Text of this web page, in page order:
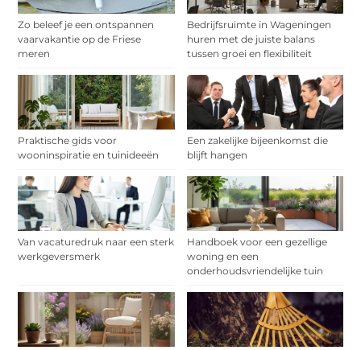
Zo beleef je een ontspannen
vaarvakantie op de Friese
meren
Bedrijfsruimte in Wageningen
huren met de juiste balans
tussen groei en flexibiliteit
Praktische gids voor
wooninspiratie en tuinideeën
Een zakelijke bijeenkomst die
blijft hangen
Van vacaturedruk naar een sterk
werkgeversmerk
Handboek voor een gezellige
woning en een
onderhoudsvriendelijke tuin